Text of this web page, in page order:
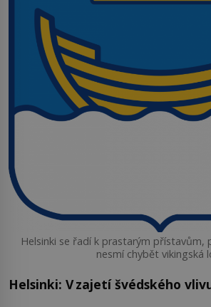
Helsinki se řadí k prastarým přístavům,
nesmí chybět vikingská
Helsinki: V zajetí švédského